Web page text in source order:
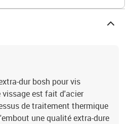
dur bosh pour vis
vissage est fait d'acier
de traitement thermique
une qualité extra-dure